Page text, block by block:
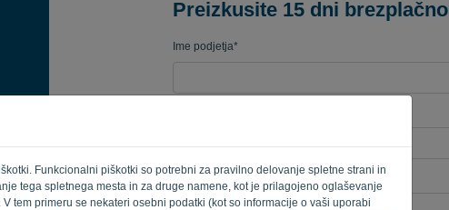
Funkcionalni piškotki so potrebni za pravilno delovanje spletne strani in
tega spletnega mesta in za druge namene, kot je prilagojeno oglaševanje
tem primeru se nekateri osebni podatki (kot so informacije o vaši uporabi
Preizkusite 15 dni brezplačno
Ime podjetja*
Geslo